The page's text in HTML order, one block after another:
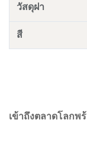
วัสดุฝา
สี
เข้าถึงตลาดโลก